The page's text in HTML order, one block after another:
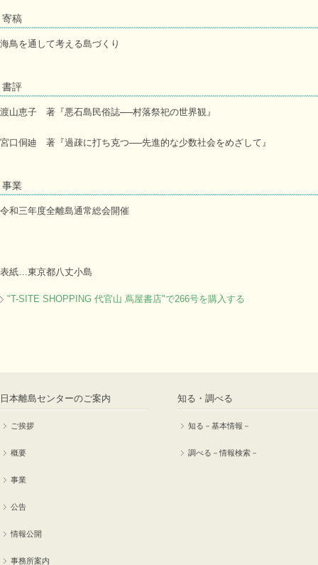
寄稿
海鳥を通して考える島づくり
書評
渡山恵子 著『悪石島民俗誌──村落祭祀の世界観』
宮口侗廸 著『過疎に打ち克つ──先進的な少数社会をめざして』
事業
令和三年度全離島通常総会開催
表紙…東京都八丈小島
"T-SITE SHOPPING 代官山 蔦屋書店"で266号を購入する
日本離島センターのご案内
ご挨拶
概要
事業
公告
情報公開
事務所案内
知る・調べる
知る－基本情報－
調べる－情報検索－